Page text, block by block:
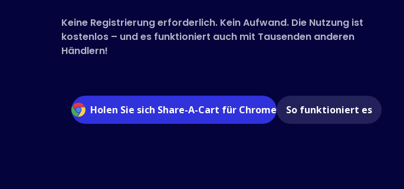
Keine Registrierung erforderlich. Kein Aufwand. Die Nutzung ist
kostenlos – und es funktioniert auch mit Tausenden anderen
Händlern!
Holen Sie sich Share-A-Cart für Chrome So funktioniert es